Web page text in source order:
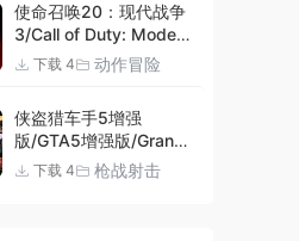
使命召唤20：现代战争
3/Call of Duty: Modern
Warfare III
下载 4 动作冒险
侠盗猎车手5增强
版/GTA5增强版/Grand
Theft Auto V
下载 4 枪战射击